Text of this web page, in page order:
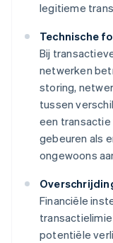
legitieme
Technische
Bij
netwerken
storing,
tussen
een
gebeuren als
ongewoons
Financiële
potentiële